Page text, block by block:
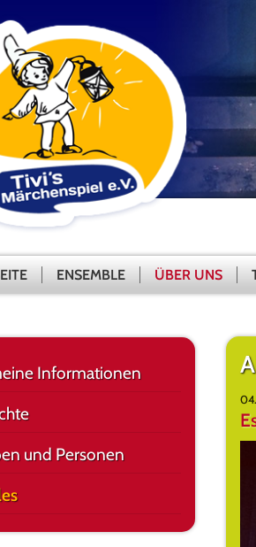
ENSEMBLE ÜBER UNS
Informationen
und Personen